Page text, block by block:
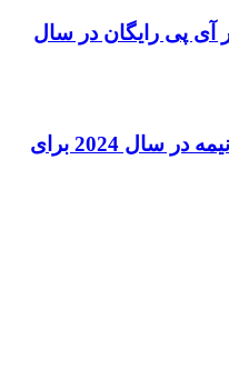
آی پی رایگان در سال
بهترین برنامه های دانلود انیمه در سال 2024 برای